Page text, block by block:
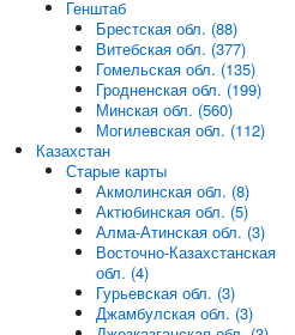
Генштаб
Брестская обл. (88)
Витебская обл. (377)
Гомельская обл. (135)
Гродненская обл. (199)
Минская обл. (560)
Могилевская обл. (112)
Казахстан
Старые карты
Акмолинская обл. (8)
Актюбинская обл. (5)
Алма-Атинская обл. (3)
Восточно-Казахстанская
обл. (4)
Гурьевская обл. (3)
Джамбулская обл. (3)